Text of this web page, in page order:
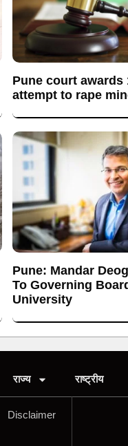
Pune court awards
attempt to rape
Pune: Mandar
To Governing
University
राज्य राष्ट्रीय
Disclaimer